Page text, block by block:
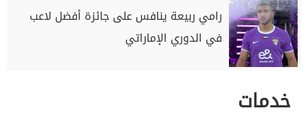
رامي ربيعة ينافس على جائزة أفضل لاعب
في الدوري الإماراتي
خدمات